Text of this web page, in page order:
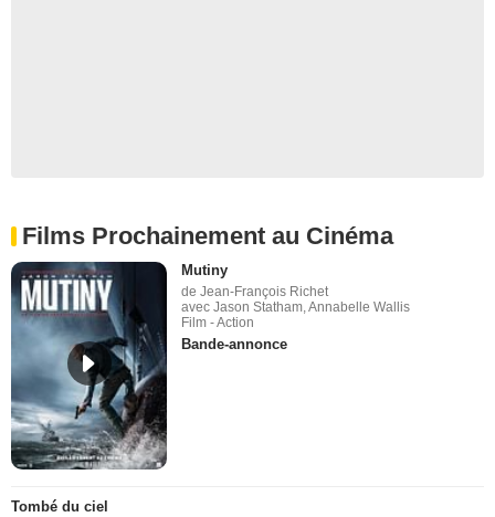
Films Prochainement au Cinéma
Mutiny
de Jean-François Richet
avec Jason Statham, Annabelle Wallis
Film - Action
Bande-annonce
Tombé du ciel